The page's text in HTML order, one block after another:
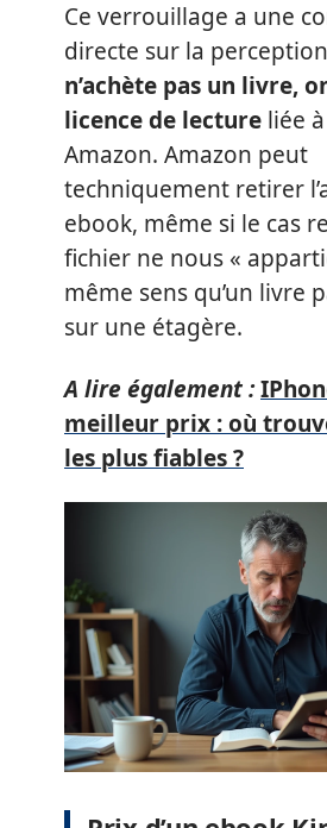
Ce verrouillage a une
directe sur la
n’achète pas un livre,
licence de lecture liée
Amazon. Amazon peut
techniquement retirer
ebook, même si le cas
fichier ne nous «
même sens qu’un livre
sur une étagère.
A lire également :
meilleur prix : où
les plus fiables ?